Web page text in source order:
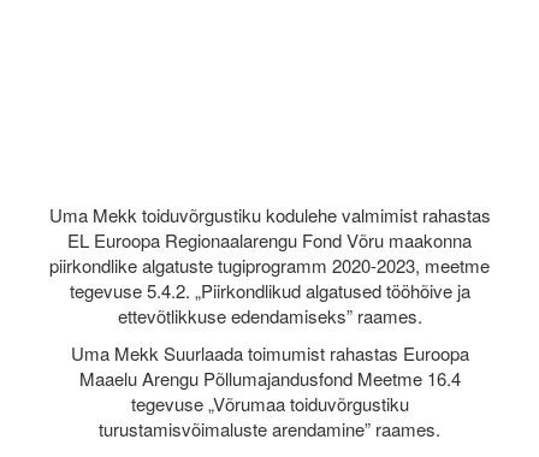
Uma Mekk toiduvõrgustiku kodulehe valmimist rahastas
EL Euroopa Regionaalarengu Fond Võru maakonna
piirkondlike algatuste tugiprogramm 2020-2023, meetme
tegevuse 5.4.2. „Piirkondlikud algatused tööhõive ja
ettevõtlikkuse edendamiseks” raames.
Uma Mekk Suurlaada toimumist rahastas Euroopa
Maaelu Arengu Põllumajandusfond Meetme 16.4
tegevuse „Võrumaa toiduvõrgustiku
turustamisvõimaluste arendamine” raames.